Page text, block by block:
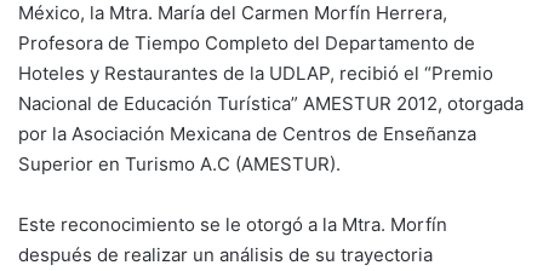
México, la Mtra. María del Carmen Morfín Herrera,
Profesora de Tiempo Completo del Departamento de
Hoteles y Restaurantes de la UDLAP, recibió el “Premio
Nacional de Educación Turística” AMESTUR 2012, otorgada
por la Asociación Mexicana de Centros de Enseñanza
Superior en Turismo A.C (AMESTUR).
Este reconocimiento se le otorgó a la Mtra. Morfín
después de realizar un análisis de su trayectoria